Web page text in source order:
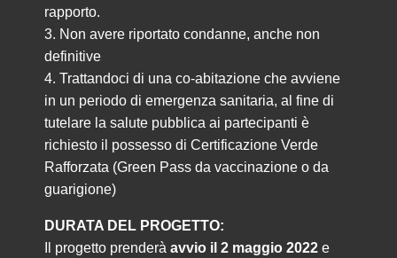
rapporto.
3. Non avere riportato condanne, anche non
definitive
4. Trattandoci di una co-abitazione che avviene
in un periodo di emergenza sanitaria, al fine di
tutelare la salute pubblica ai partecipanti è
richiesto il possesso di Certificazione Verde
Rafforzata (Green Pass da vaccinazione o da
guarigione)
DURATA DEL PROGETTO:
Il progetto prenderà avvio il 2 maggio 2022 e